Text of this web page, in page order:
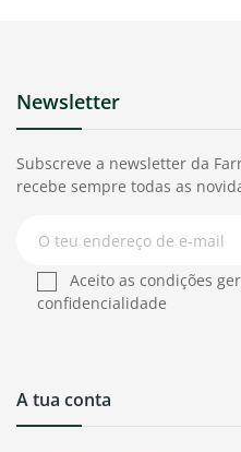
A tua conta
Newsletter
Subscreve a newsletter da
recebe sempre todas as
Aceito as condições
confidencialidade